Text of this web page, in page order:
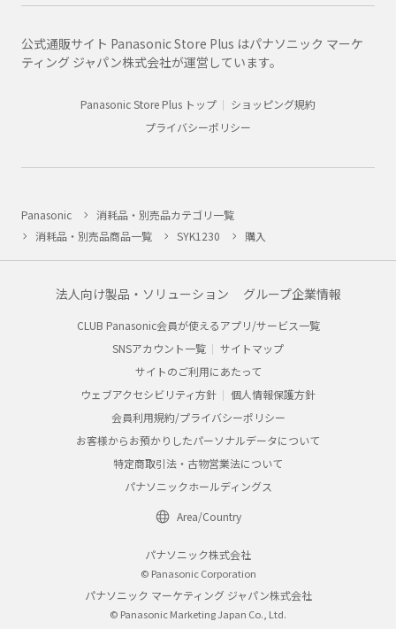
公式通販サイト Panasonic Store Plus はパナソニック マーケ
ティング ジャパン株式会社が運営しています。
Panasonic Store Plus トップ
ショッピング規約
プライバシーポリシー
Panasonic
消耗品・別売品カテゴリ一覧
消耗品・別売品商品一覧
SYK1230 購入
法人向け製品・ソリューション グループ企業情報
CLUB Panasonic会員が使えるアプリ/サービス一覧
SNSアカウント一覧
サイトマップ
サイトのご利用にあたって
ウェブアクセシビリティ方針
個人情報保護方針
会員利用規約/プライバシーポリシー
お客様からお預かりしたパーソナルデータについて
特定商取引法・古物営業法について
パナソニックホールディングス
Area/Country
パナソニック株式会社
© Panasonic Corporation
パナソニック マーケティング ジャパン株式会社
© Panasonic Marketing Japan Co., Ltd.